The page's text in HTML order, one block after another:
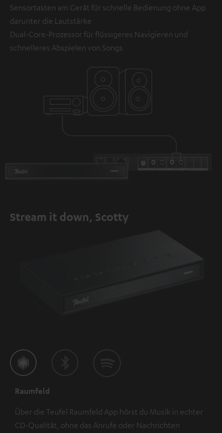
Sensortasten am Gerät für schnelle Bedienung ohne App
darunter die Lautstärke
Dual-Core-Prozessor für flüssigeres Navigieren und
schnelleres Abspielen von Songs
Stream it down, Scotty
Raumfeld
Über die Teufel Raumfeld App hörst du Musik in echter
CD-Qualität, ohne das Anrufe oder Nachrichten